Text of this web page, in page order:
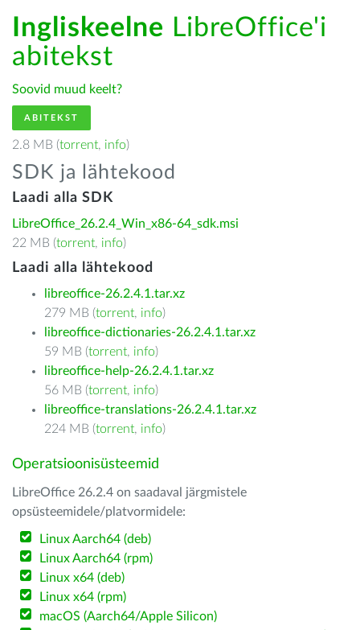
Ingliskeelne LibreOffice'i
abitekst
Soovid muud keelt?
ABITEKST
2.8 MB (torrent, info)
SDK ja lähtekood
Laadi alla SDK
LibreOffice_26.2.4_Win_x86-64_sdk.msi
22 MB (torrent, info)
Laadi alla lähtekood
libreoffice-26.2.4.1.tar.xz
279 MB (torrent, info)
libreoffice-dictionaries-26.2.4.1.tar.xz
59 MB (torrent, info)
libreoffice-help-26.2.4.1.tar.xz
56 MB (torrent, info)
libreoffice-translations-26.2.4.1.tar.xz
224 MB (torrent, info)
Operatsioonisüsteemid
LibreOffice 26.2.4 on saadaval järgmistele
opsüsteemidele/platvormidele:
Linux Aarch64 (deb)
Linux Aarch64 (rpm)
Linux x64 (deb)
Linux x64 (rpm)
macOS (Aarch64/Apple Silicon)